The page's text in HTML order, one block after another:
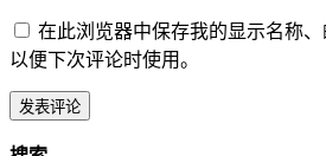
在此浏览器中保存我的显示名称、
以便下次评论时使用。